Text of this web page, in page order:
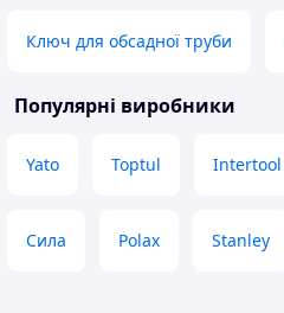
Ключ для обсадної труби
Популярні виробники
Yato Toptul Intertool
Сила Polax Stanley